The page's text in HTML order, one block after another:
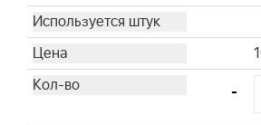
-